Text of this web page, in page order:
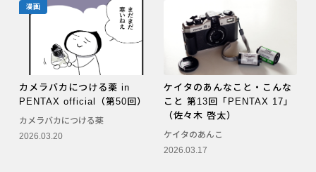
漫画
カメラバカにつける薬 in
PENTAX official（第50回）
カメラバカにつける薬
2026.03.20
ケイタのあんなこと・こんな
こと 第13回「PENTAX 17」
（佐々木 啓太）
ケイタのあんこ
2026.03.17